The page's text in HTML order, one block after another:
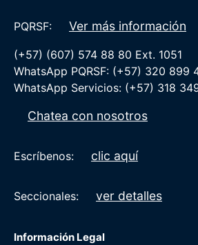
PQRSF: Ver más información
(+57) (607) 574 88 80 Ext. 1051
WhatsApp PQRSF: (+57) 320 899
WhatsApp Servicios: (+57) 318
Chatea con nosotros
Escríbenos: clic aquí
Seccionales: ver detalles
Información Legal